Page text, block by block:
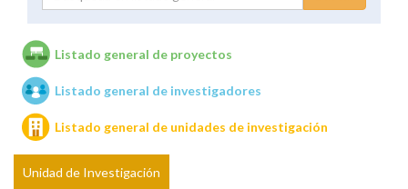
Unidades de investigación
Listado general de proyectos
Listado general de investigadores
Listado general de unidades de investigación
Unidad de Investigación